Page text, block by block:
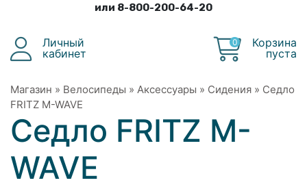
или 8-800-200-64-20
Личный
кабинет
0
Корзина
пуста
Магазин » Велосипеды » Аксессуары » Сидения » Седло
FRITZ M-WAVE
Седло FRITZ M-
WAVE